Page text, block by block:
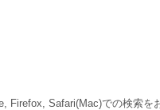
Firefox, Safari(Mac)での検索を